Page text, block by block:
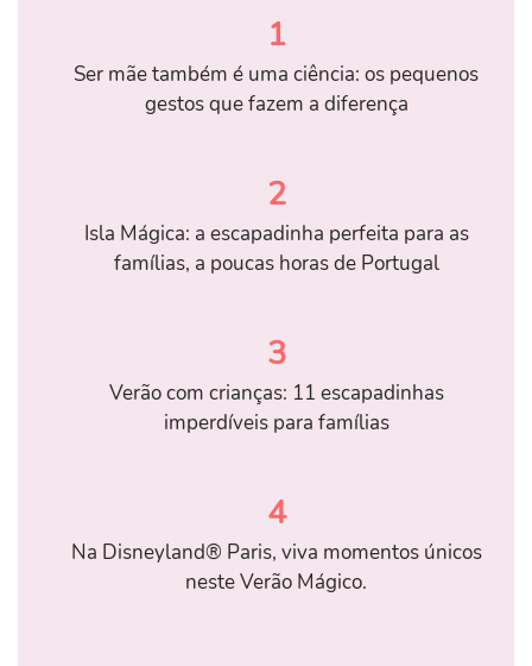
1
Ser mãe também é uma ciência: os pequenos
gestos que fazem a diferença
2
Isla Mágica: a escapadinha perfeita para as
famílias, a poucas horas de Portugal
3
Verão com crianças: 11 escapadinhas
imperdíveis para famílias
4
Na Disneyland® Paris, viva momentos únicos
neste Verão Mágico.